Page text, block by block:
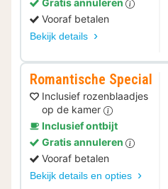
Gratis annuleren
Vooraf betalen
Bekijk details
Romantische Special
Inclusief rozenblaadjes
op de kamer
Inclusief ontbijt
Gratis annuleren
Vooraf betalen
Bekijk details en opties